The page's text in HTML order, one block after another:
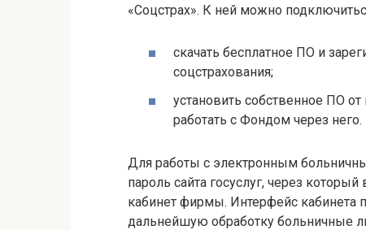
«Соцстрах». К ней можно
скачать бесплатное ПО и
соцстрахования;
установить собственное ПО
работать с Фондом через него.
Для работы с электронным
пароль сайта госуслуг, через
кабинет фирмы. Интерфейс кабинета
дальнейшую обработку больничные